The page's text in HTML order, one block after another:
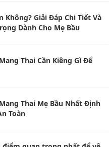
Không? Giải Đáp Chi Tiết Và
Dành Cho Mẹ Bầu
Thai Cần Kiêng Gì Để
Thai Mẹ Bầu Nhất Định
Toàn